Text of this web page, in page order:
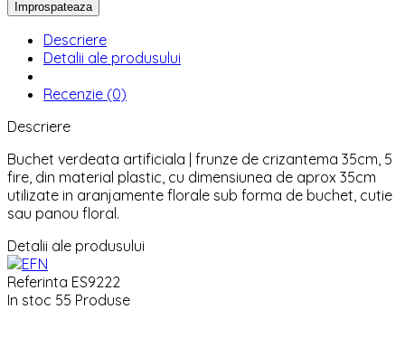
Descriere
Detalii ale produsului
Recenzie (0)
Descriere
Buchet verdeata artificiala | frunze de crizantema 35cm, 5
fire, din material plastic, cu dimensiunea de aprox 35cm
utilizate in aranjamente florale sub forma de buchet, cutie
sau panou floral.
Detalii ale produsului
Referinta ES9222
In stoc 55 Produse